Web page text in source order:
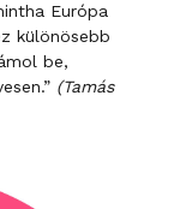
Európa
különösebb
be,
(Tamás